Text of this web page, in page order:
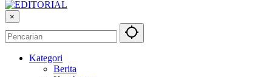
×
Kategori
Berita